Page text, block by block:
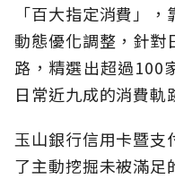
「百大指定消費」
動態優化調整，針對
路，精選出超過100
日常近九成的消費軌
玉山銀行信用卡暨支
了主動挖掘未被滿足